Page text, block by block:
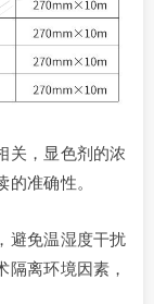
关，显色剂的浓
准确性。
避免温湿度干扰
隔离环境因素，